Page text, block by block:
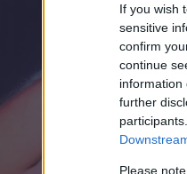
If you wish
sensitive
confirm
continue
information
further
Please